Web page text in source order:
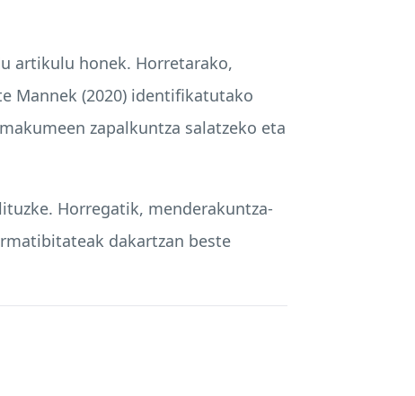
artikulu honek. Horretarako,
Mannek (2020) identifikatutako
zapalkuntza salatzeko eta
Horregatik, menderakuntza-
dakartzan beste